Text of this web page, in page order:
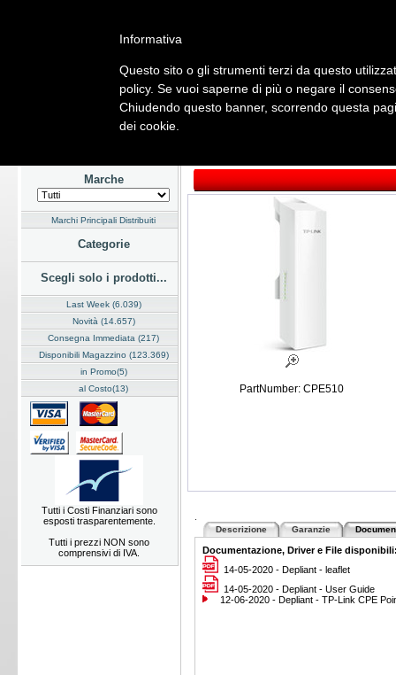
Marchi Dati Cliente Servizi Company
Software Fotografia Telefonia Audio Video
Marche
Marchi Principali Distribuiti
Categorie
Scegli solo i prodotti...
Last Week (6.039)
Novità (14.657)
Consegna Immediata (217)
Disponibili Magazzino (123.369)
in Promo(5)
al Costo(13)
Tutti i Costi Finanziari sono
esposti trasparentemente.
Tutti i prezzi NON sono
comprensivi di IVA.
PartNumber: CPE510
Descrizione Garanzie
Documentazione, Driver e File
14-05-2020 - Depliant - leaflet
14-05-2020 - Depliant - User Guide
12-06-2020 - Depliant - TP-Link CPE
Informativa
Questo sito o gli strumenti terzi da questo
policy. Se vuoi saperne di più o negare il
Chiudendo questo banner, scorrendo questa
dei cookie.